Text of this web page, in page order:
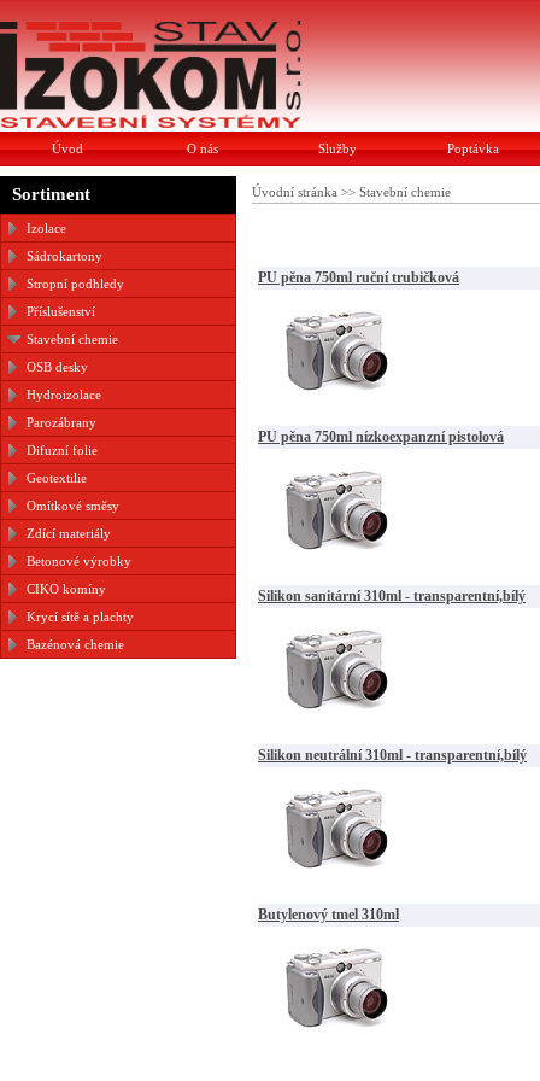
Úvod O nás Služby Poptávka
Sortiment
Izolace
Sádrokartony
Stropní podhledy
Příslušenství
Stavební chemie
OSB desky
Hydroizolace
Parozábrany
Difuzní folie
Geotextilie
Omítkové směsy
Zdící materiály
Betonové výrobky
CIKO komíny
Krycí sítě a plachty
Bazénová chemie
Úvodní stránka >> Stavební chemie
PU pěna 750ml ruční trubičková
PU pěna 750ml nízkoexpanzní pistolová
Silikon sanitární 310ml - transparentní,bílý
Silikon neutrální 310ml - transparentní,bílý
Butylenový tmel 310ml